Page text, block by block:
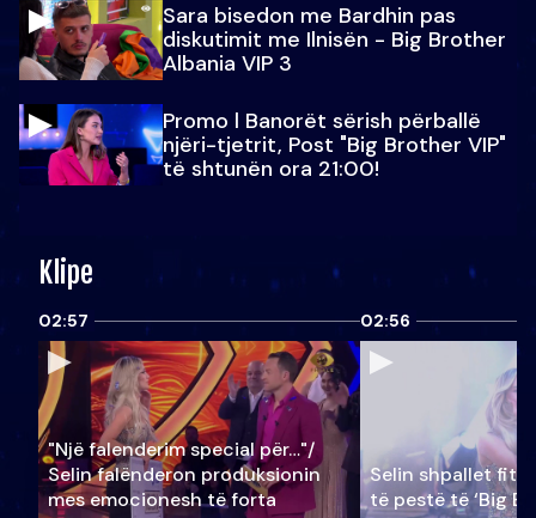
Sara bisedon me Bardhin pas
diskutimit me Ilnisën - Big Brother
Albania VIP 3
Promo l Banorët sërish përballë
njëri-tjetrit, Post "Big Brother VIP"
të shtunën ora 21:00!
Klipe
02:57
"Një falenderim special për…"/
Selin falënderon produksionin
mes emocionesh të forta
02:56
Selin shpallet
të pestë të ‘Big